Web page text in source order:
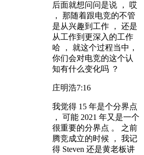
后面就想问问是说 ， 哎
， 那随着跟电竞的不管
是从兴趣到工作 ， 还是
从工作到更深入的工作
哈 ， 就这个过程当中，
你们会对电竞的这个认
知有什么变化吗 ？
庄明浩7:16
我觉得 15 年是个分界点
， 可能 2021 年又是一个
很重要的分界点 。 之前
腾竞成立的时候 ， 我记
得 Steven 还是黄老板讲